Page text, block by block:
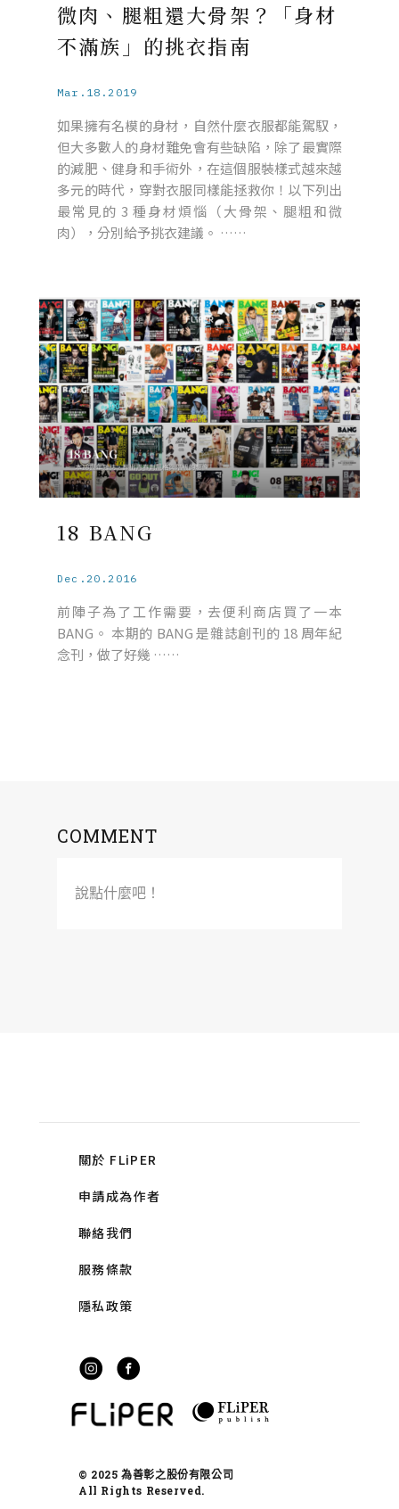
微肉、腿粗還大骨架？「身材
不滿族」的挑衣指南
Mar.18.2019
如果擁有名模的身材，自然什麼衣服都能駕馭，
但大多數人的身材難免會有些缺陷，除了最實際
的減肥、健身和手術外，在這個服裝樣式越來越
多元的時代，穿對衣服同樣能拯救你！以下列出
最常見的 3 種身材煩惱（大骨架、腿粗和微
肉），分別給予挑衣建議。 ……
18 BANG
Dec.20.2016
前陣子為了工作需要，去便利商店買了一本
BANG。 本期的 BANG 是雜誌創刊的 18 周年紀
念刊，做了好幾 ……
COMMENT
說點什麼吧！
關於 FLiPER
申請成為作者
聯絡我們
服務條款
隱私政策
© 2025 為善彰之股份有限公司
All Rights Reserved.